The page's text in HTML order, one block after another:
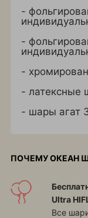
-
-
-
- латексные
- шары агат
ПОЧЕМУ ОКЕАН
Ultra
Все